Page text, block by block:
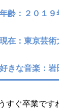
年齢：２０１９
現在：東京芸術
好きな音楽：岩
すぐ卒業です